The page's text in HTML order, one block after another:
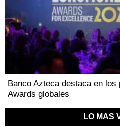
Banco Azteca destaca en
Awards globales
LO MAS